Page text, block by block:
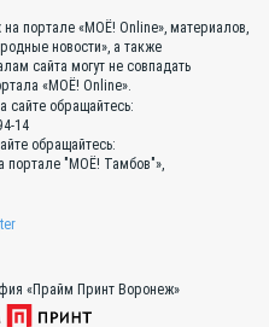
на портале «МОЁ! Online», материалов,
новости», а также
сайта могут не совпадать
«МОЁ! Online».
сайте обращайтесь:
14
обращайтесь:
портале "МОЁ! Тамбов"»,
«Прайм Принт Воронеж»